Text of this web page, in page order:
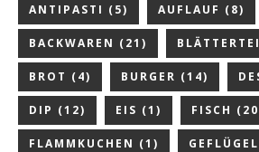
ANTIPASTI (5) AUFLAUF (8)
BACKWAREN (21)
BROT (4) BURGER (14)
DIP (12) EIS (1) FISCH
FLAMMKUCHEN (1) GEFLÜGEL